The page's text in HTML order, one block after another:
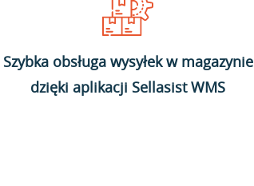
Szybka obsługa wysyłek w magazynie
dzięki aplikacji Sellasist WMS